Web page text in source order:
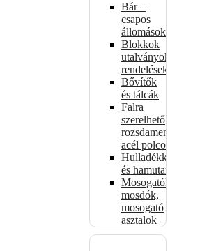
Bár –
csapos
állomások
Blokkok
utalványokhoz,
rendelésekhez
Bővítők
és tálcák
Falra
szerelhető
rozsdamentes
acél polcok
Hulladékkosarak
és hamutartók
Mosogatók,
mosdók,
mosogató
asztalok